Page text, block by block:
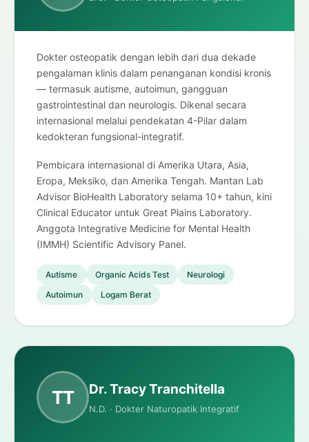
Dokter osteopatik dengan lebih dari dua dekade
pengalaman klinis dalam penanganan kondisi kronis
— termasuk autisme, autoimun, gangguan
gastrointestinal dan neurologis. Dikenal secara
internasional melalui pendekatan 4-Pilar dalam
kedokteran fungsional-integratif.
Pembicara internasional di Amerika Utara, Asia,
Eropa, Meksiko, dan Amerika Tengah. Mantan Lab
Advisor BioHealth Laboratory selama 10+ tahun, kini
Clinical Educator untuk Great Plains Laboratory.
Anggota Integrative Medicine for Mental Health
(IMMH) Scientific Advisory Panel.
Autisme Organic Acids Test
Neurologi
Autoimun
Logam Berat
TT Dr. Tracy Tranchitella
N.D. · Dokter Naturopatik Integratif